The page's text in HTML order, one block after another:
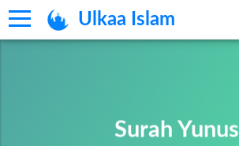
Ulkaa Islam
Surah Yunus